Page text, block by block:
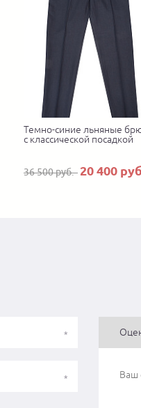
Темно-синие льняные
с классической посадкой
36 500 руб. 20 400